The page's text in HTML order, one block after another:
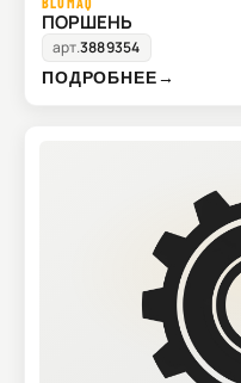
ПОРШЕНЬ
арт.3889354
ПОДРОБНЕЕ→